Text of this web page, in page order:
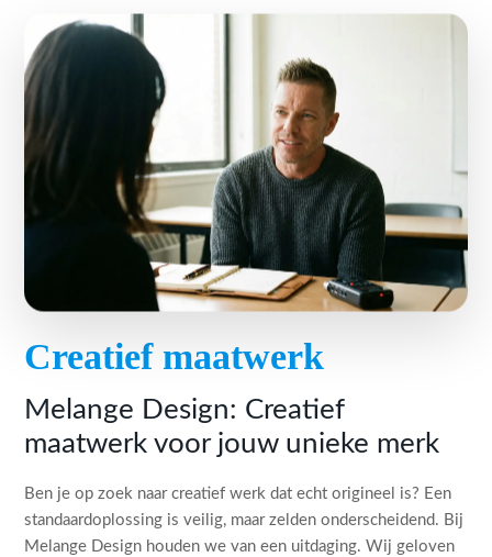
Creatief maatwerk
Melange Design: Creatief
maatwerk voor jouw unieke merk
Ben je op zoek naar creatief werk dat echt origineel is? Een
standaardoplossing is veilig, maar zelden onderscheidend. Bij
Melange Design houden we van een uitdaging. Wij geloven